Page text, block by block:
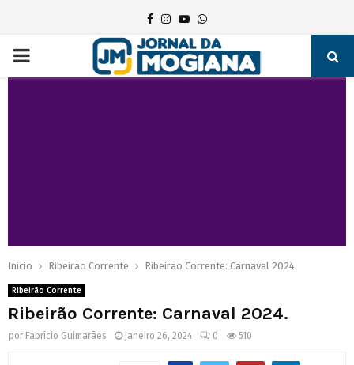
Facebook
Instagram
YoutubeWhatsapp
PRIMARY
Inicio Ribeirão Corrente Ribeirão Corrente: Carnaval 2024.
Ribeirão Corrente
Ribeirão Corrente: Carnaval 2024.
por Fabrício Guimarães janeiro 26, 2024 0 510